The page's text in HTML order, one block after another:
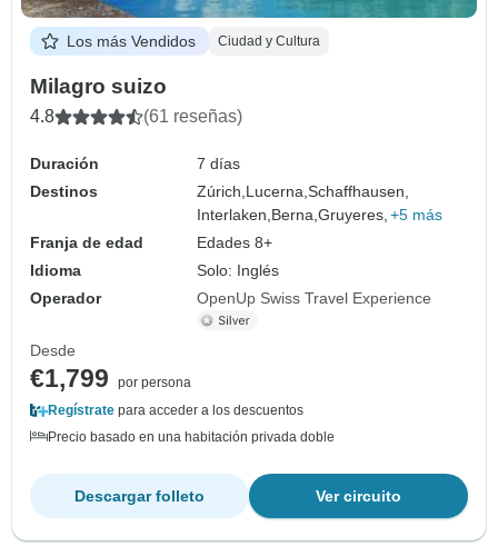
Los más Vendidos Ciudad y Cultura
Milagro suizo
4.8 (61 reseñas)
Duración
7 días
Destinos
Zúrich, Lucerna,Schaffhausen,
Interlaken, Berna,Gruyeres, +5 más
Franja de edad
Edades 8+
Idioma
Solo: Inglés
Operador
OpenUp Swiss Travel Experience
Desde
€1,799
por persona
Regístrate para acceder a los descuentos
Precio basado en una habitación privada doble
Ver circuito
Descargar folleto